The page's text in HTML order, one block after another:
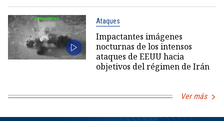
Ataques
Impactantes imágenes
nocturnas de los intensos
ataques de EEUU hacia
objetivos del régimen de Irán
Ver más